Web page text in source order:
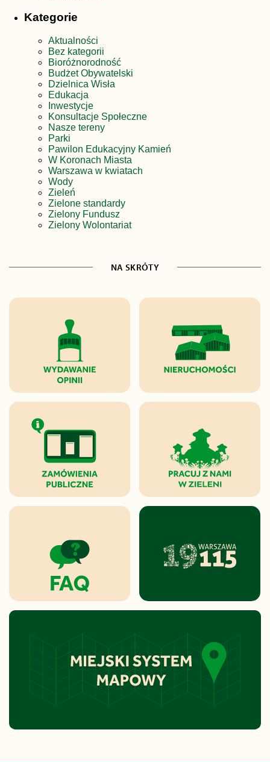
Kategorie
Aktualności
Bez kategorii
Bioróżnorodność
Budżet Obywatelski
Dzielnica Wisła
Edukacja
Inwestycje
Konsultacje Społeczne
Nasze tereny
Parki
Pawilon Edukacyjny Kamień
W Koronach Miasta
Warszawa w kwiatach
Wody
Zieleń
Zielone standardy
Zielony Fundusz
Zielony Wolontariat
NA SKRÓTY